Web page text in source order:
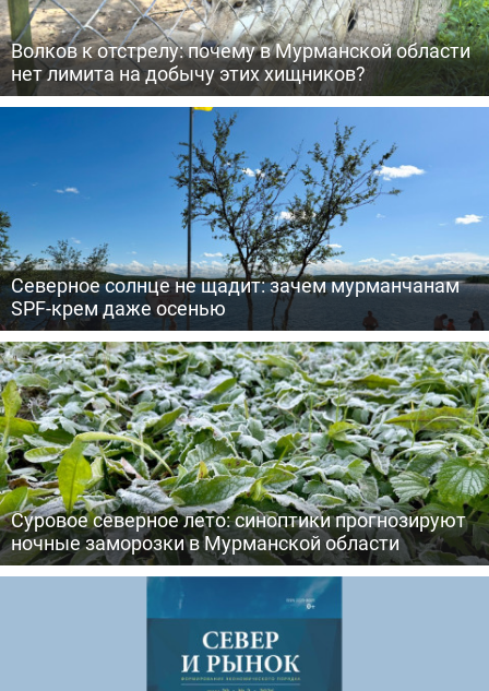
Волков к отстрелу: почему в Мурманской области
нет лимита на добычу этих хищников?
Северное солнце не щадит: зачем мурманчанам
SPF-крем даже осенью
Суровое северное лето: синоптики прогнозируют
ночные заморозки в Мурманской области